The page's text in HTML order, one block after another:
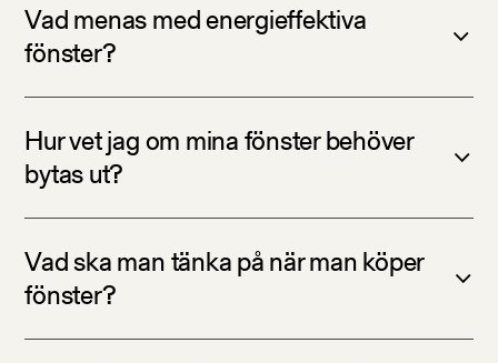
Vad menas med energieffektiva
fönster?
Hur vet jag om mina fönster behöver
bytas ut?
Vad ska man tänka på när man köper
fönster?